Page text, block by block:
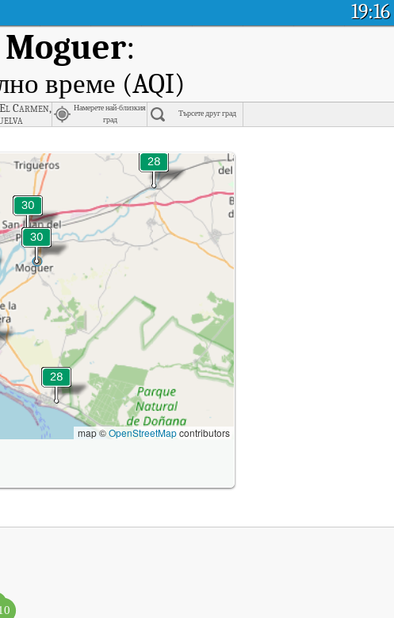
19:16
Moguer:
време (AQI)
Carmen,
Намерете най-близкия
град
Търсете друг град
map ©OpenStreetMapcontributors